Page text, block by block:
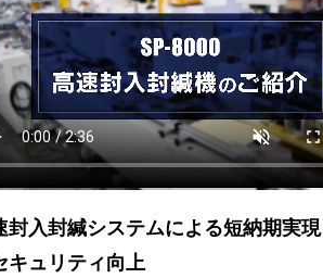
封入封緘システムによる短納期実現
キュリティ向上